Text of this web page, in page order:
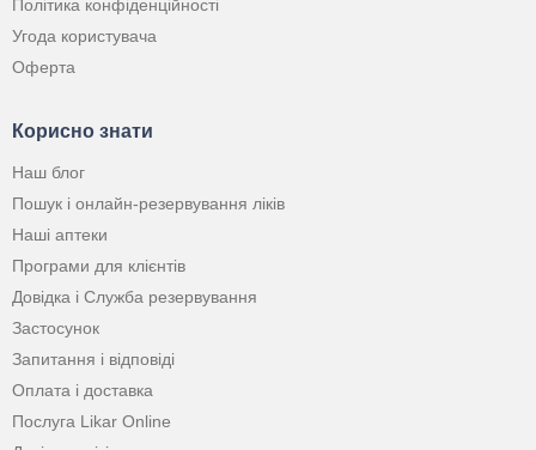
Політика конфіденційності
Угода користувача
Оферта
Корисно знати
Наш блог
Пошук і онлайн-резервування ліків
Наші аптеки
Програми для клієнтів
Довідка і Служба резервування
Застосунок
Запитання і відповіді
Оплата і доставка
Послуга Likar Online